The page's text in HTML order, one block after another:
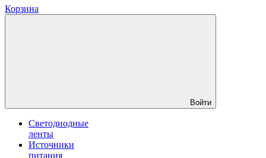
Корзина
Войти
Светодиодные
ленты
Источники
питания